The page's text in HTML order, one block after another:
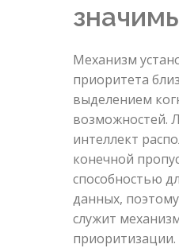
Механизм
приоритета
выделением
возможностей.
интеллект
конечной
способностью
данных,
служит
приоритизации.